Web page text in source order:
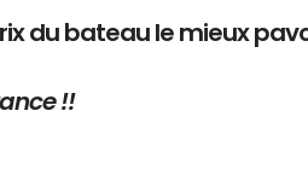
du bateau le mieux
!!